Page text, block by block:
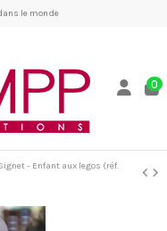
le monde
0
- Enfant aux legos (réf.